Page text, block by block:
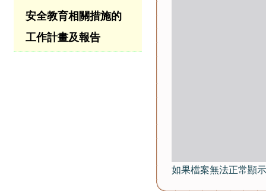
安全教育相關措施的
工作計畫及報告
如果檔案無法正常顯